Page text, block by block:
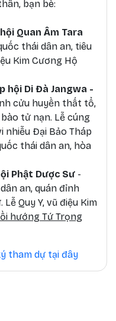
bạn bè:
Quan Âm Tara
thái dân an, tiêu
Kim Cương Hộ
hội Di Đà Jangwa -
cửu huyền thất tổ,
tử nạn. Lễ cúng
nhiễu Đại Bảo Tháp
thái dân an, hòa
Phật Dược Sư -
an, quán đỉnh
Quy Y, vũ điệu Kim
hướng Tứ Trọng
tham dự tại đây